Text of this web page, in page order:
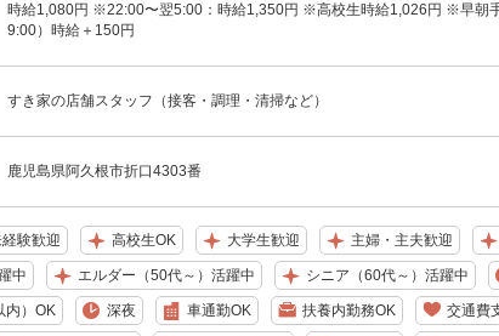
時給1,080円 ※22:00〜翌5:00：時給1,350円 ※高校生時給1,026円 ※早朝
9:00）時給＋150円
すき家の店舗スタッフ（接客・調理・清掃など）
鹿児島県阿久根市折口4303番
験歓迎 高校生OK 大学生歓迎 主婦・主夫歓迎
中 エルダー（50代～）活躍中 シニア（60代～）活躍中
内）OK 深夜 車通勤OK 扶養内勤務OK 交通費